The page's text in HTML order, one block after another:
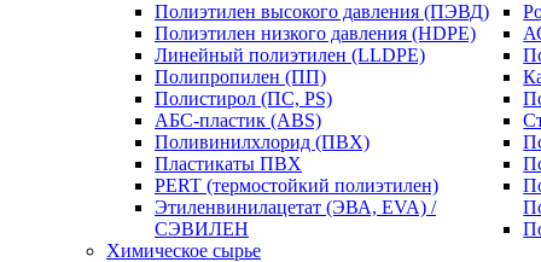
Полиэтилен высокого давления (ПЭВД)
Полиэтилен низкого давления (HDPE)
Линейный полиэтилен (LLDPE)
Полипропилен (ПП)
Полистирол (ПС, PS)
АБС-пластик (ABS)
Поливинилхлорид (ПВХ)
Пластикаты ПВХ
PERT (термостойкий полиэтилен)
Этиленвинилацетат (ЭВА, EVA) /
СЭВИЛЕН
Химическое сырье